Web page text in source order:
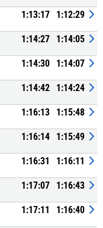
1:13:17 1:12:29
1:14:27 1:14:05
1:14:30 1:14:07
1:14:42 1:14:24
1:16:13 1:15:48
1:16:14 1:15:49
1:16:31 1:16:11
1:17:07 1:16:43
1:17:11 1:16:40